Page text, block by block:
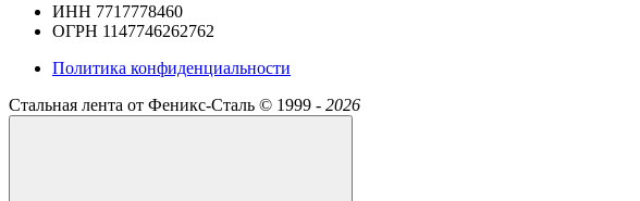
ИНН 7717778460
ОГРН 1147746262762
Политика конфиденциальности
Стальная лента от Феникс-Сталь © 1999 - 2026